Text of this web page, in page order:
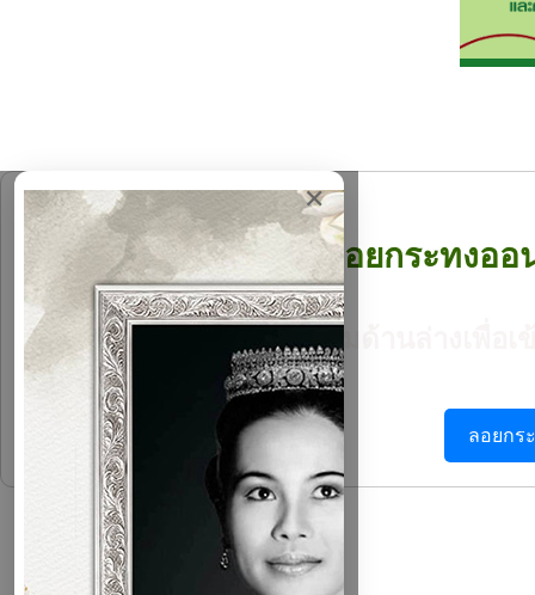
✕
✨ ร่วมลอยกระทงอ
คลิกปุ่มด้านล่างเพื่อเ
ลอยกร